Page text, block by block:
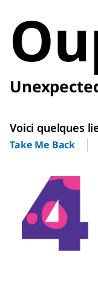
Voici quelques
Take Me Back